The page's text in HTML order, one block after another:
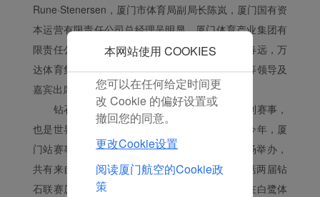
Rune·Stenersen，厦门市体育局副局长陈岚，厦门国有资
本运营有限责任公司总经理吴明显，厦门体育产业集团有
限责任公司总经理王玉良，万达文旅集团总裁张春远，万
达体育集团总裁张梅，厦门航空工会主席朱文霞等领导及
嘉宾出席此次发布会，并见证签约仪式。
钻石联赛是世界田联旗下最高规格的单日系列赛事，
也是世界水平最高、影响力最大的田径系列赛。今年，厦
门站赛事将于4月26日在厦门奥体中心白鹭体育场举办，
共有来自52个国家近200名运动员确认参赛，包括两届钻
石联赛厦门站男子百米的卫冕冠军科尔曼、去年在白鹭体
本网站使用 COOKIES
点击“接受”即表示您同意
放置所有的营销Cookie。
点击“拒绝”，我们将不会
您可以在任何给定时间更
改 Cookie 的偏好设置或
撤回您的同意。
更改Cookie设置
阅读厦门航空的Cookie政
策